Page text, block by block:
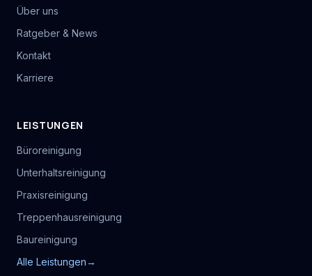
Über uns
Ratgeber & News
Kontakt
Karriere
LEISTUNGEN
Büroreinigung
Unterhaltsreinigung
Praxisreinigung
Treppenhausreinigung
Baureinigung
Alle Leistungen→